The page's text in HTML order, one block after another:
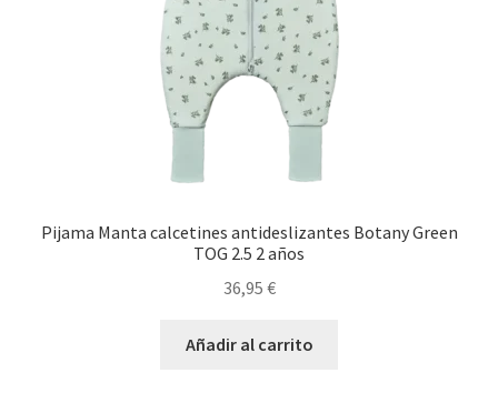
Pijama Manta calcetines antideslizantes Botany Green
TOG 2.5 2 años
36,95 €
Añadir al carrito